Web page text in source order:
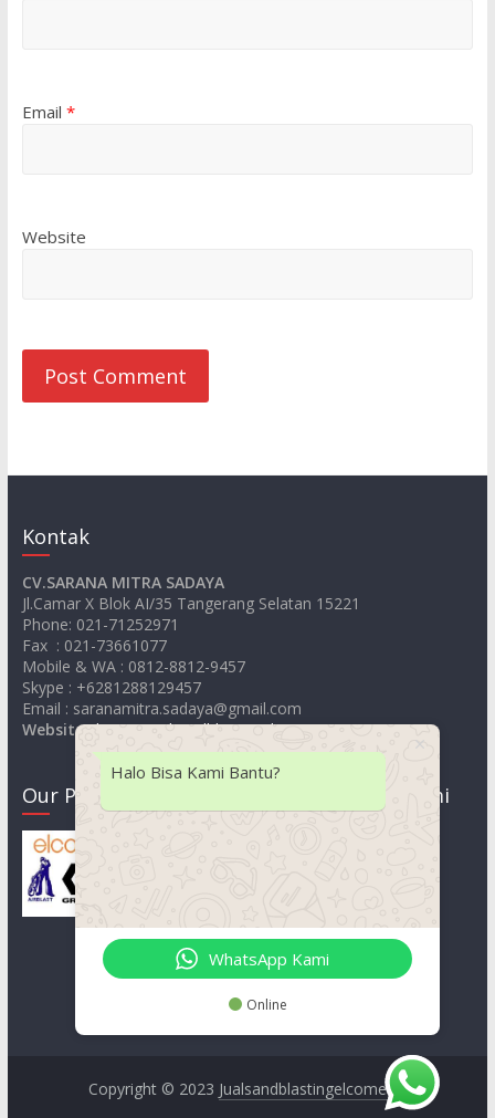
Email *
Website
Kontak
CV.SARANA MITRA SADAYA
Jl.Camar X Blok AI/35 Tangerang Selatan 15221
Phone: 021-71252971
Fax : 021-73661077
Mobile & WA : 0812-8812-9457
Skype : +6281288129457
Email : saranamitra.sadaya@gmail.com
Website:https://jualsandblastingelcometer.com
Our Product Lokasi Kami
Copyright © 2023 Jualsandblastingelcometer
Halo Bisa Kami Bantu?
WhatsApp Kami
Online